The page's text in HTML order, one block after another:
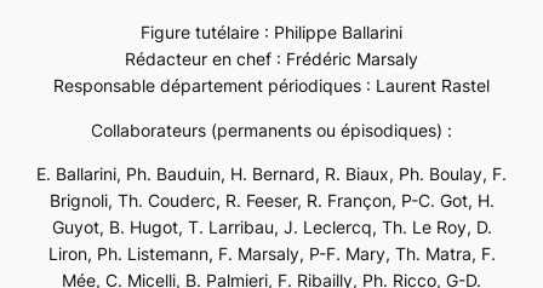
Figure tutélaire : Philippe Ballarini
Rédacteur en chef : Frédéric Marsaly
Responsable département périodiques : Laurent Rastel
Collaborateurs (permanents ou épisodiques) :
E. Ballarini, Ph. Bauduin, H. Bernard, R. Biaux, Ph. Boulay, F.
Brignoli, Th. Couderc, R. Feeser, R. Françon, P-C. Got, H.
Guyot, B. Hugot, T. Larribau, J. Leclercq, Th. Le Roy, D.
Liron, Ph. Listemann, F. Marsaly, P-F. Mary, Th. Matra, F.
Mée, C. Micelli, B. Palmieri, F. Ribailly, Ph. Ricco, G-D.